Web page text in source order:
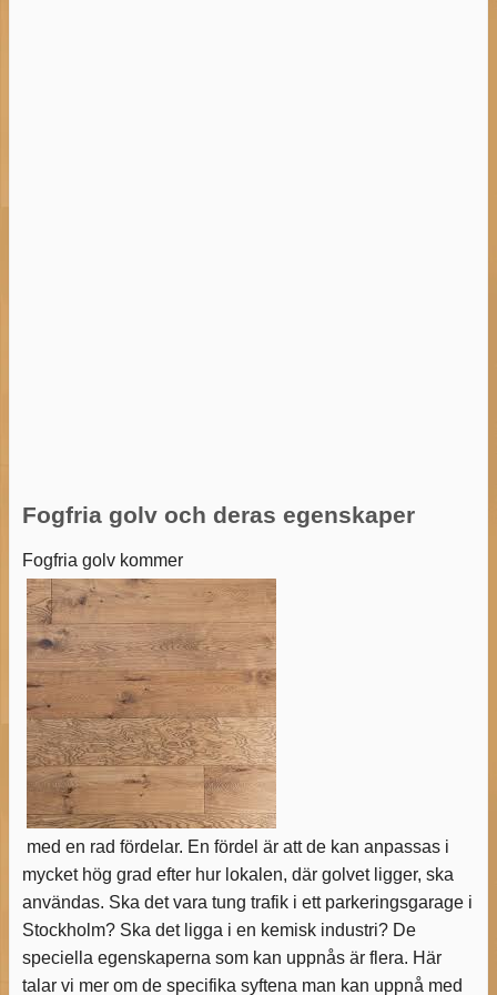
Fogfria golv och deras egenskaper
Fogfria golv kommer
med en rad fördelar. En fördel är att de kan anpassas i
mycket hög grad efter hur lokalen, där golvet ligger, ska
användas. Ska det vara tung trafik i ett parkeringsgarage i
Stockholm? Ska det ligga i en kemisk industri? De
speciella egenskaperna som kan uppnås är flera. Här
talar vi mer om de specifika syftena man kan uppnå med